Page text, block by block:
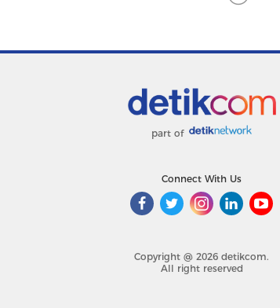
part of
Connect With Us
Copyright @ 2026 detikcom.
All right reserved